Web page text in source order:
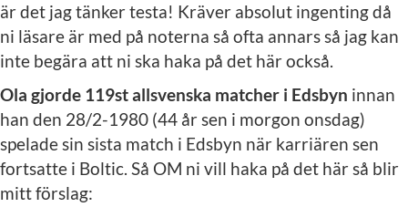
är det jag tänker testa! Kräver absolut ingenting då
ni läsare är med på noterna så ofta annars så jag kan
inte begära att ni ska haka på det här också.
Ola gjorde 119st allsvenska matcher i Edsbyn innan
han den 28/2-1980 (44 år sen i morgon onsdag)
spelade sin sista match i Edsbyn när karriären sen
fortsatte i Boltic. Så OM ni vill haka på det här så blir
mitt förslag: